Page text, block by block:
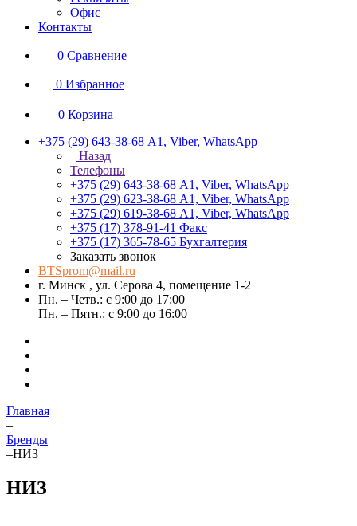
Офис
Контакты
0 Сравнение
0 Избранное
0 Корзина
+375 (29) 643-38-68 А1, Viber, WhatsApp
Назад
Телефоны
+375 (29) 643-38-68 А1, Viber, WhatsApp
+375 (29) 623-38-68 А1, Viber, WhatsApp
+375 (29) 619-38-68 А1, Viber, WhatsApp
+375 (17) 378-91-41 Факс
+375 (17) 365-78-65 Бухгалтерия
Заказать звонок
BTSprom@mail.ru
г. Минск , ул. Серова 4, помещение 1-2
Пн. – Четв.: с 9:00 до 17:00
Пн. – Пятн.: с 9:00 до 16:00
Главная
–
Бренды
–НИЗ
НИЗ